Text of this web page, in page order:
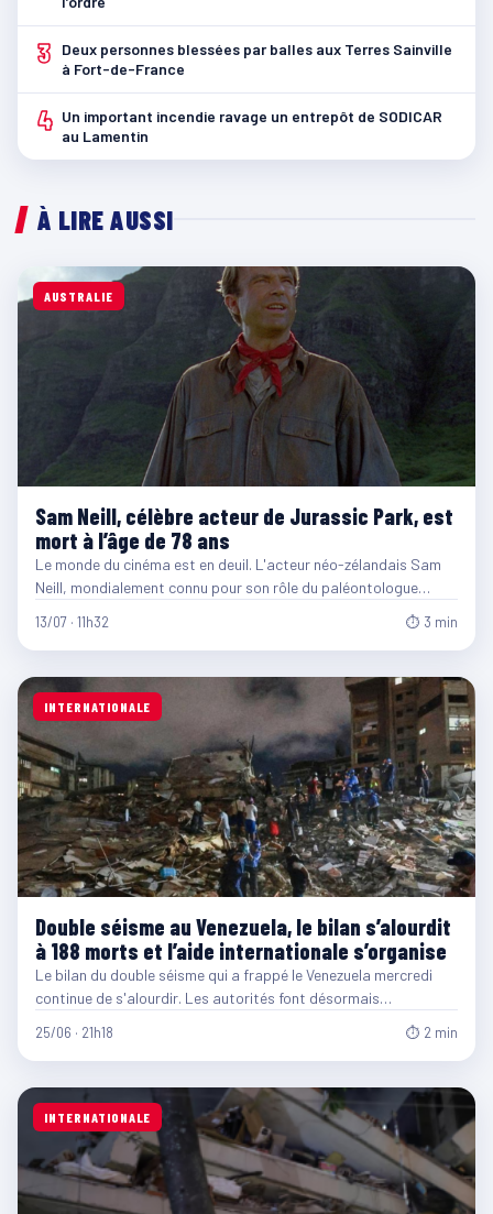
3
Deux personnes blessées par balles aux Terres Sainville
à Fort-de-France
4 Un important incendie ravage un entrepôt de SODICAR
au Lamentin
À LIRE AUSSI
AUSTRALIE
Sam Neill, célèbre acteur de Jurassic Park, est
mort à l’âge de 78 ans
Le monde du cinéma est en deuil. L'acteur néo-zélandais Sam
Neill, mondialement connu pour son rôle du paléontologue…
13/07 · 11h32 ⏱ 3 min
INTERNATIONALE
Double séisme au Venezuela, le bilan s’alourdit
à 188 morts et l’aide internationale s’organise
Le bilan du double séisme qui a frappé le Venezuela mercredi
continue de s'alourdir. Les autorités font désormais…
25/06 · 21h18 ⏱ 2 min
INTERNATIONALE